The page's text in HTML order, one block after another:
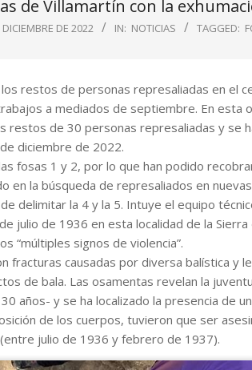
de Villamartín con la
DICIEMBRE DE 2022 IN: NOTICIAS TAGGED:
restos de personas represaliadas en el
a mediados de septiembre. En esta
de 30 personas represaliadas y se
diciembre de 2022.
fosas 1 y 2, por lo que han podido
en la búsqueda de represaliados en
delimitar la 4 y la 5. Intuye el equipo
julio de 1936 en esta localidad de la Sierra
“múltiples signos de violencia”.
fracturas causadas por diversa balística y
de bala. Las osamentas revelan la
años- y se ha localizado la presencia de
de los cuerpos, tuvieron que ser
julio de 1936 y febrero de 1937).